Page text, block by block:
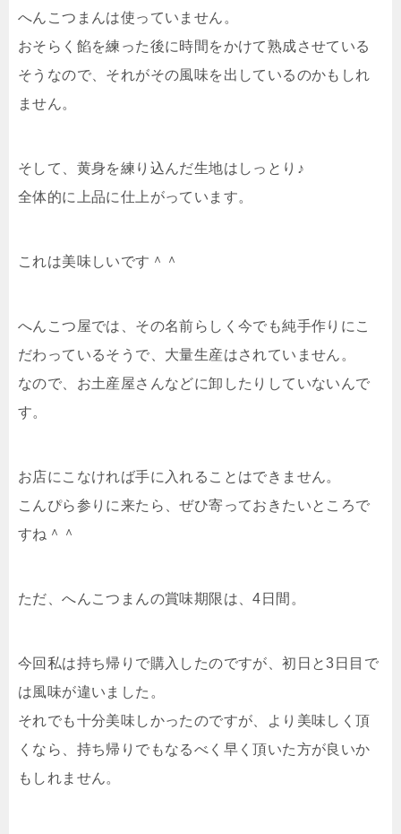
へんこつまんは使っていません。
おそらく餡を練った後に時間をかけて熟成させている
そうなので、それがその風味を出しているのかもしれ
ません。
そして、黄身を練り込んだ生地はしっとり♪
全体的に上品に仕上がっています。
これは美味しいです＾＾
へんこつ屋では、その名前らしく今でも純手作りにこ
だわっているそうで、大量生産はされていません。
なので、お土産屋さんなどに卸したりしていないんで
す。
お店にこなければ手に入れることはできません。
こんぴら参りに来たら、ぜひ寄っておきたいところで
すね＾＾
ただ、へんこつまんの賞味期限は、4日間。
今回私は持ち帰りで購入したのですが、初日と3日目で
は風味が違いました。
それでも十分美味しかったのですが、より美味しく頂
くなら、持ち帰りでもなるべく早く頂いた方が良いか
もしれません。